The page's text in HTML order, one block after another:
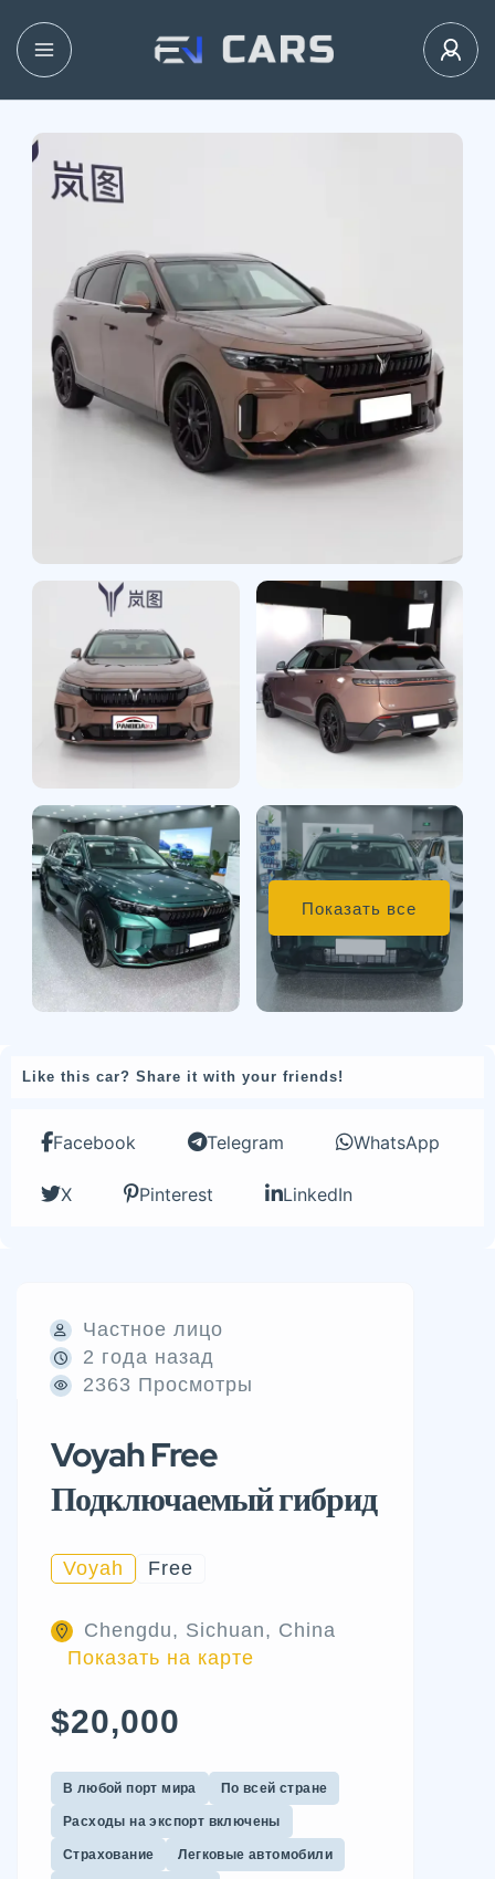
Показать все
Like this car? Share it with your friends!
Facebook Telegram WhatsApp
X Pinterest LinkedIn
Частное лицо
2 года назад
2363 Просмотры
Voyah Free
Подключаемый гибрид
Voyah Free
Chengdu, Sichuan, China
Показать на карте
$20,000
В любой порт мира По всей стране
Расходы на экспорт включены
Страхование Легковые автомобили